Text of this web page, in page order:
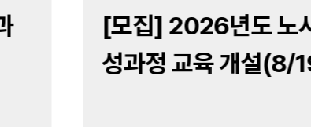
[모집] 2026년도 노
성과정 교육 개설(8/